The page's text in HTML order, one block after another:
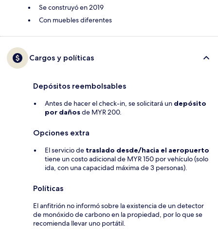
Se construyó en 2019
Con muebles diferentes
Cargos y políticas
Depósitos reembolsables
Antes de hacer el check-in, se solicitará un depósito
por dañosde MYR 200.
Opciones extra
El servicio de traslado desde/hacia el aeropuerto
tiene un costo adicional de MYR 150 por vehículo (solo
ida, con una capacidad máxima de 3 personas).
Políticas
El anfitrión no informó sobre la existencia de un detector
de monóxido de carbono en la propiedad, por lo que se
recomienda llevar uno portátil.